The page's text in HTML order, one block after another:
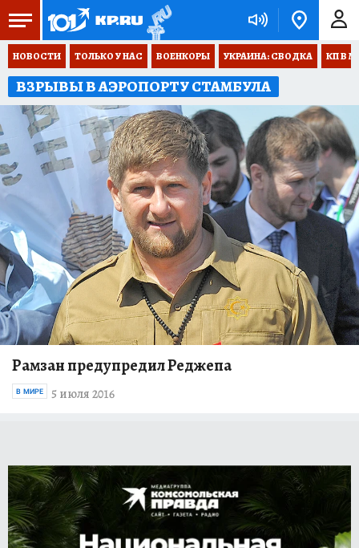
НОВОСТИ ТОЛЬКО У НАС ВОЕНКОРЫ УКРАИНА: СВОДКА КП В
ВЗРЫВЫ В АЭРОПОРТУ СТАМБУЛА
Рамзан предупредил Реджепа
5 июля 2016
В МИРЕ